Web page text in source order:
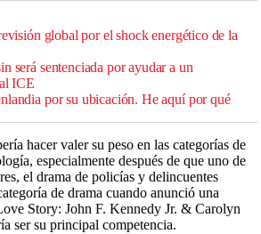
global por el shock energético de la
será sentenciada por ayudar a un
ICE
por su ubicación. He aquí por qué
hacer valer su peso en las categorías de
especialmente después de que uno de
el drama de policías y delincuentes
de drama cuando anunció una
Story: John F. Kennedy Jr. & Carolyn
ser su principal competencia.